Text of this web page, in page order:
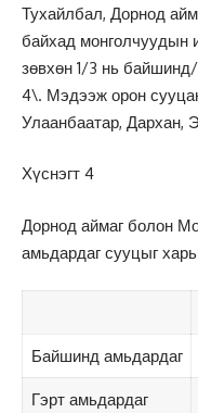
Тухайлбал, Дорнод
байхад монголчуудын
зөвхөн 1/3 нь
4\. Мэдээж орон
Улаанбаатар, Дархан,
Хүснэгт 4
Дорнод аймаг болон
амьдардаг сууцыг
Байшинд амьдардаг
Гэрт амьдардаг